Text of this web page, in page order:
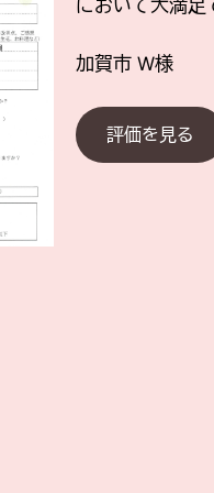
において大満足
加賀市 W様
評価を見る